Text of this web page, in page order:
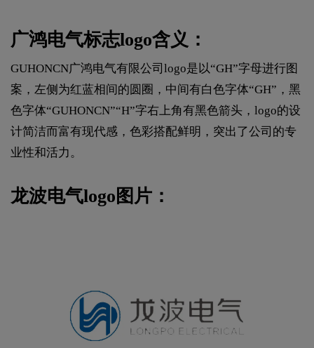
广鸿电气标志logo含义：
GUHONCN广鸿电气有限公司logo是以“GH”字母进行图
案，左侧为红蓝相间的圆圈，中间有白色字体“GH”，黑
色字体“GUHONCN”“H”字右上角有黑色箭头，logo的设
计简洁而富有现代感，色彩搭配鲜明，突出了公司的专
业性和活力。
龙波电气logo图片：